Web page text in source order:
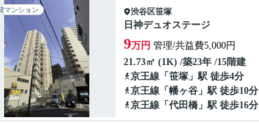
マンション 渋谷区笹塚
日神デュオステージ
9万円 管理/共益費5,000円
21.73㎡ (1K) /築23年 /15階建
京王線 「 笹塚 」駅 徒歩4分
京王線 「 幡ヶ谷 」駅 徒歩10分
京王線 「 代田橋 」駅 徒歩16分